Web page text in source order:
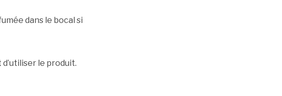
dans le bocal si
le produit.